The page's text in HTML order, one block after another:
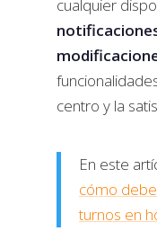
cualquier
centro y la
En este
cómo
turnos en